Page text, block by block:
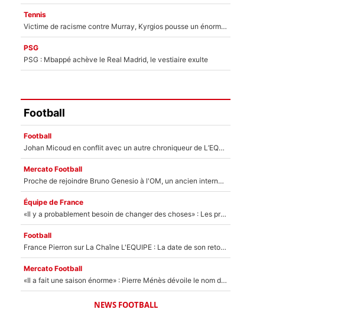
Tennis
Victime de racisme contre Murray, Kyrgios pousse un énorme coup de gueule !
PSG
PSG : Mbappé achève le Real Madrid, le vestiaire exulte
Football
Football
Johan Micoud en conflit avec un autre chroniqueur de L’EQUIPE du Soir : «Pendant un moment, je ne les ai pas remis ensemble dans l'émission»
Mercato Football
Proche de rejoindre Bruno Genesio à l'OM, un ancien international français va finalement débarquer... sur RMC !
Équipe de France
«Il y a probablement besoin de changer des choses» : Les premiers changements de Zinedine Zidane en équipe de France sont révélés ?
Football
France Pierron sur La Chaîne L'EQUIPE : La date de son retour dans L'EQUIPE de Choc est connue... et c'était très attendu
Mercato Football
«Il a fait une saison énorme» : Pierre Ménès dévoile le nom du joueur que l’OM devait absolument recruter cet été, l’IA valide la piste !
NEWS FOOTBALL